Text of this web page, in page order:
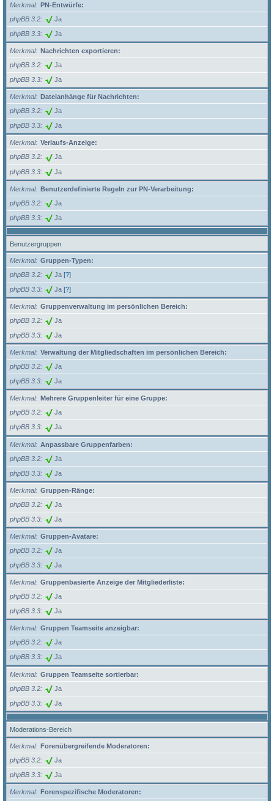
Merkmal
PN-Entwürfe:
phpBB 3.2
Ja
phpBB 3.3 Ja
Merkmal
Nachrichten exportieren:
phpBB 3.2
Ja
phpBB 3.3 Ja
Merkmal
Dateianhänge für Nachrichten:
phpBB 3.2
Ja
phpBB 3.3 Ja
Merkmal
Verlaufs-Anzeige:
phpBB 3.2
Ja
phpBB 3.3 Ja
Merkmal
Benutzerdefinierte Regeln zur PN-Verarbeitung:
phpBB 3.2
Ja
phpBB 3.3 Ja
Benutzergruppen
Merkmal
Gruppen-Typen:
phpBB 3.2
Ja [?]
phpBB 3.3 Ja [?]
Merkmal
Gruppenverwaltung im persönlichen Bereich:
phpBB 3.2
Ja
phpBB 3.3 Ja
Merkmal
Verwaltung der Mitgliedschaften im persönlichen Bereich:
phpBB 3.2
Ja
phpBB 3.3 Ja
Merkmal
Mehrere Gruppenleiter für eine Gruppe:
phpBB 3.2
Ja
phpBB 3.3 Ja
Merkmal
Anpassbare Gruppenfarben:
phpBB 3.2
Ja
phpBB 3.3 Ja
Merkmal
Gruppen-Ränge:
phpBB 3.2
Ja
phpBB 3.3 Ja
Merkmal
Gruppen-Avatare:
phpBB 3.2
Ja
phpBB 3.3 Ja
Merkmal
Gruppenbasierte Anzeige der Mitgliederliste:
phpBB 3.2
Ja
phpBB 3.3 Ja
Merkmal
Gruppen Teamseite anzeigbar:
phpBB 3.2
Ja
phpBB 3.3 Ja
Merkmal
Gruppen Teamseite sortierbar:
phpBB 3.2
Ja
phpBB 3.3 Ja
Moderations-Bereich
Merkmal
Forenübergreifende Moderatoren:
phpBB 3.2
Ja
phpBB 3.3 Ja
Merkmal
Forenspezifische Moderatoren: